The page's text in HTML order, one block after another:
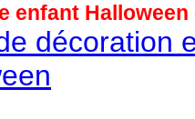
enfant
décoration